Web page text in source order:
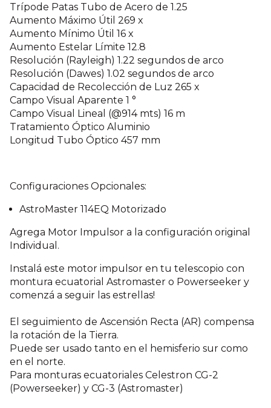
Trípode Patas Tubo de Acero de 1.25
Aumento Máximo Útil 269 x
Aumento Mínimo Útil 16 x
Aumento Estelar Límite 12.8
Resolución (Rayleigh) 1.22 segundos de arco
Resolución (Dawes) 1.02 segundos de arco
Capacidad de Recolección de Luz 265 x
Campo Visual Aparente 1 °
Campo Visual Lineal (@914 mts) 16 m
Tratamiento Óptico Aluminio
Longitud Tubo Óptico 457 mm
Configuraciones Opcionales:
AstroMaster 114EQ Motorizado
Agrega Motor Impulsor a la configuración original
Individual.
Instalá este motor impulsor en tu telescopio con
montura ecuatorial Astromaster o Powerseeker y
comenzá a seguir las estrellas!
El seguimiento de Ascensión Recta (AR) compensa
la rotación de la Tierra.
Puede ser usado tanto en el hemisferio sur como
en el norte.
Para monturas ecuatoriales Celestron CG-2
(Powerseeker) y CG-3 (Astromaster)